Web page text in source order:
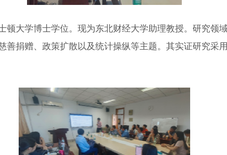
顿大学博士学位。现为东北财经大学助理教授。研究领
善捐赠、政策扩散以及统计操纵等主题。其实证研究采